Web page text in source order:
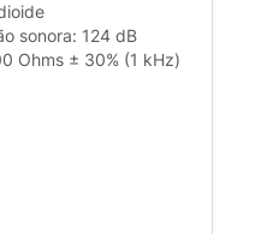
sonora: 124 dB
Ohms ± 30% (1 kHz)